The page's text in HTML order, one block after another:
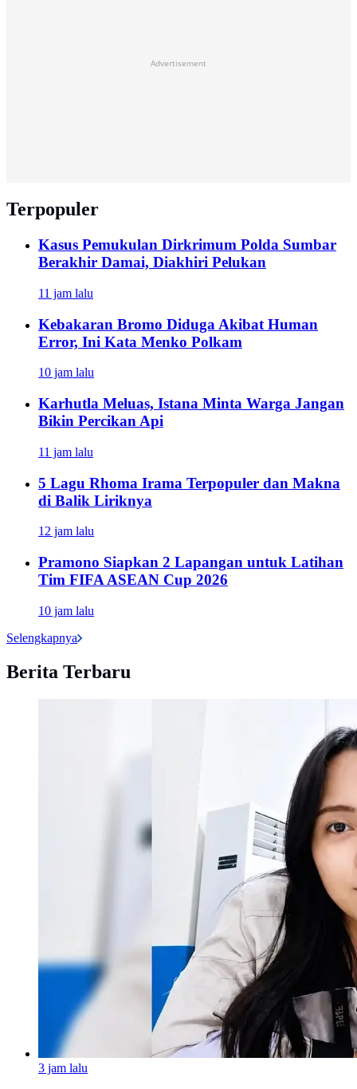
Advertisement
Terpopuler
Kasus Pemukulan Dirkrimum Polda Sumbar
Berakhir Damai, Diakhiri Pelukan
11 jam lalu
Kebakaran Bromo Diduga Akibat Human
Error, Ini Kata Menko Polkam
10 jam lalu
Karhutla Meluas, Istana Minta Warga Jangan
Bikin Percikan Api
11 jam lalu
5 Lagu Rhoma Irama Terpopuler dan Makna
di Balik Liriknya
12 jam lalu
Pramono Siapkan 2 Lapangan untuk Latihan
Tim FIFA ASEAN Cup 2026
10 jam lalu
Selengkapnya
Berita Terbaru
3 jam lalu